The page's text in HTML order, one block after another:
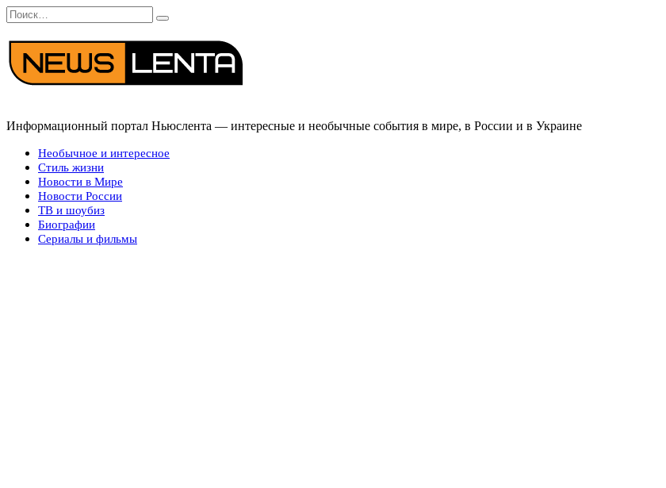
Перейти
к
содержанию
Search
for:
Информационный портал Ньюслента — интересные и необычные события в мире, в России и в Украине
Необычное и интересное
Стиль жизни
Новости в Мире
Новости России
ТВ и шоубиз
Биографии
Сериалы и фильмы